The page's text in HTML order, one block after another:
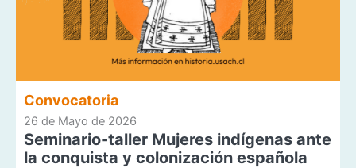
Convocatoria
26 de Mayo de 2026
Seminario-taller Mujeres indígenas ante
la conquista y colonización española